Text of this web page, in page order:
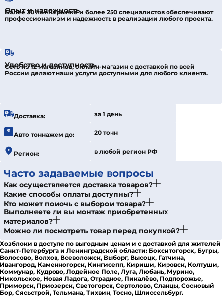
Опыт и надежность
Более 30 лет на рынке и более 250 специалистов обеспечивают
профессионализм и надежность в реализации любого проекта.
Удобство и доступность
Сеть из 12 магазинов, онлайн-магазин с доставкой по всей
России делают наши услуги доступными для любого клиента.
Доставка: за 1 день
Авто тоннажем до: 20 тонн
Регион: в любой регион РФ
Часто задаваемые вопросы
Как осуществляется доставка товаров?
Какие способы оплаты доступны?
Кто может помочь с выбором товара?
Выполняете ли вы монтаж приобретенных
материалов?
Можно ли посмотреть товар перед покупкой?
Хозблоки в доступе по выгодным ценам и с доставкой для жителей
Санкт-Петербурга и Ленинградской области: Бокситогорск, Бугры,
Волосово, Волхов, Всеволожск, Выборг, Высоцк, Гатчина,
Ивангород, Каменногорск, Кингисепп, Кириши, Кировск, Колтуши,
Коммунар, Кудрово, Лодейное Поле, Луга, Любань, Мурино,
Никольское, Новая Ладога, Отрадное, Пикалёво, Подпорожье,
Приморск, Приозерск, Светогорск, Сертолово, Сланцы, Сосновый
Бор, Сясьстрой, Тельмана, Тихвин, Тосно, Шлиссельбург.